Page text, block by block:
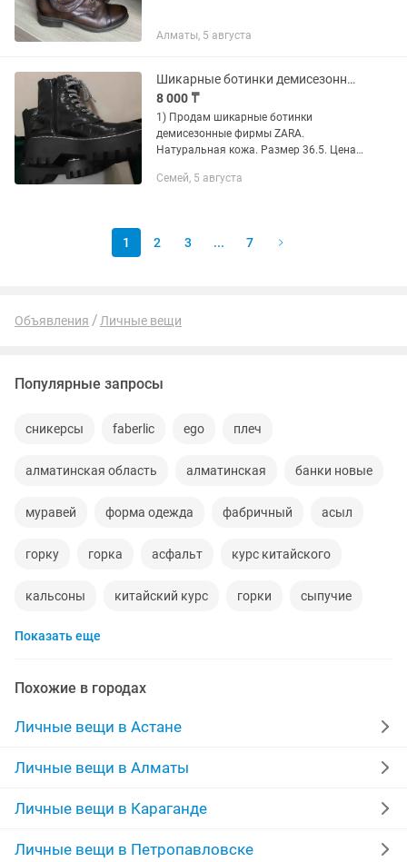
Алматы, 5 августа
Шикарные ботинки демисезонные фирмы ZARA. Сапоги демисезонные и зимние
8 000 ₸
1) Продам шикарные ботинки
демисезонные фирмы ZARA.
Натуральная кожа. Размер 36.5. Цена
продаю. Носила 1 раз. 2) Босоножки
Семей, 5 августа
1 2 3 ... 7
Объявления Личные вещи
Популярные запросы
сникерсы faberlic ego плеч
алматинская область алматинская банки новые
муравей форма одежда фабричный асыл
горку горка асфальт курс китайского
кальсоны китайский курс горки сыпучие
двери бу
Показать еще
Похожие в городах
Личные вещи в Астане
Личные вещи в Алматы
Личные вещи в Караганде
Личные вещи в Петропавловске